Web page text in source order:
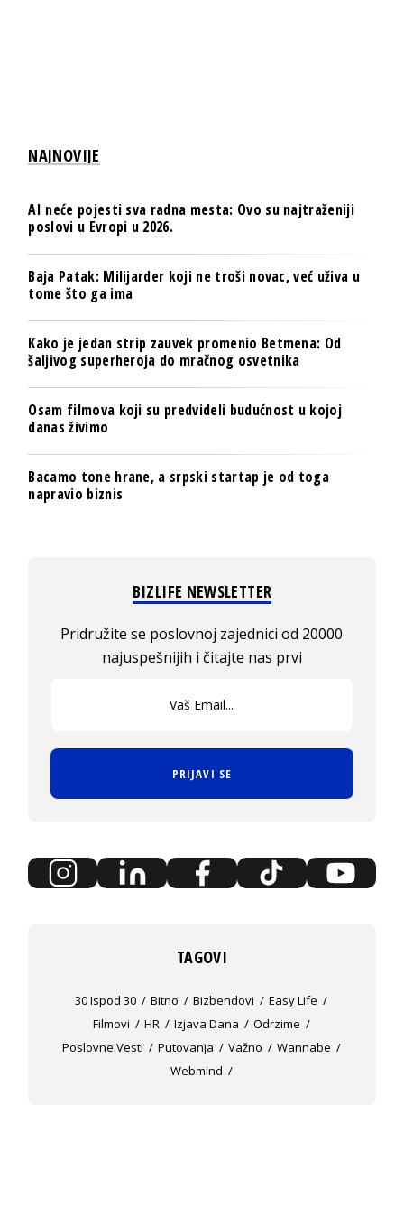
NAJNOVIJE
AI neće pojesti sva radna mesta: Ovo su najtraženiji
poslovi u Evropi u 2026.
Baja Patak: Milijarder koji ne troši novac, već uživa u
tome što ga ima
Kako je jedan strip zauvek promenio Betmena: Od
šaljivog superheroja do mračnog osvetnika
Osam filmova koji su predvideli budućnost u kojoj
danas živimo
Bacamo tone hrane, a srpski startap je od toga
napravio biznis
BIZLIFE NEWSLETTER
Pridružite se poslovnoj zajednici od 20000
najuspešnijih i čitajte nas prvi
PRIJAVI SE
TAGOVI
30 Ispod 30 Bitno Bizbendovi
Easy Life
Filmovi
HR Izjava Dana
Odrzime
Poslovne Vesti
Putovanja Važno
Wannabe
Webmind